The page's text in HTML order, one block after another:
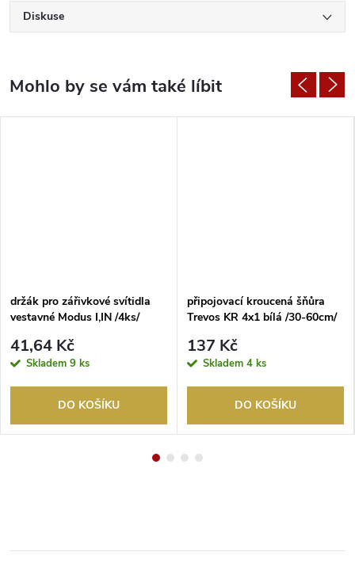
Diskuse
držák pro zářivkové svítidla
vestavné Modus I,IN /4ks/
41,64 Kč
Skladem 9 ks
DO KOŠÍKU
připojovací kroucená šňůra
Trevos KR 4x1 bílá /30-60cm/
137 Kč
Skladem 4 ks
DO KOŠÍKU